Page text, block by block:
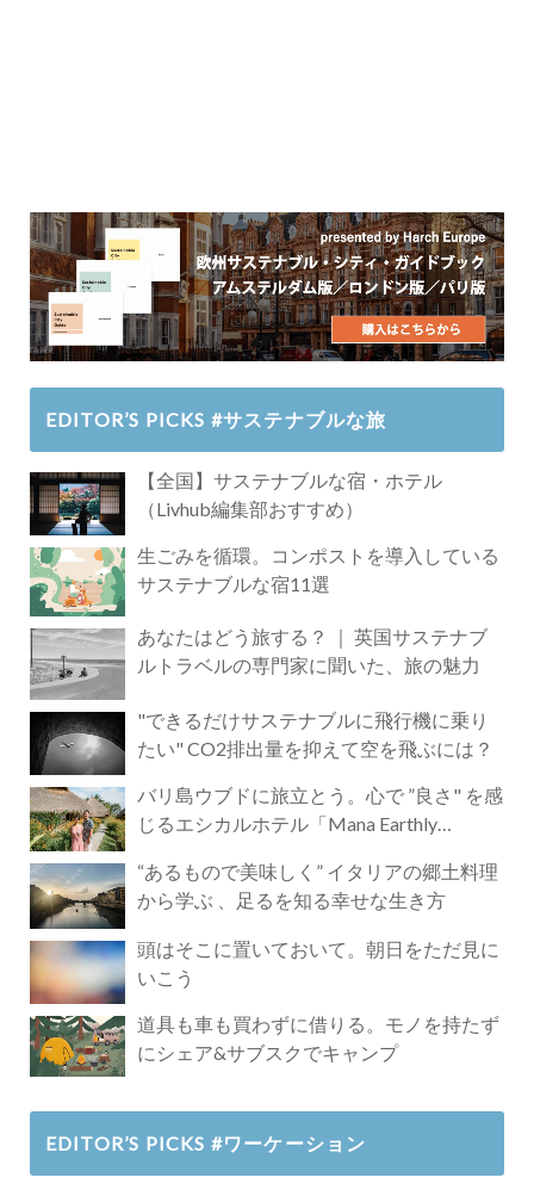
EDITOR’S PICKS #サステナブルな旅
【全国】サステナブルな宿・ホテル
（Livhub編集部おすすめ）
生ごみを循環。コンポストを導入している
サステナブルな宿11選
あなたはどう旅する？ ｜ 英国サステナブ
ルトラベルの専門家に聞いた、旅の魅力
"できるだけサステナブルに飛行機に乗り
たい" CO2排出量を抑えて空を飛ぶには？
バリ島ウブドに旅立とう。心で ”良さ" を感
じるエシカルホテル「Mana Earthly
“あるもので美味しく” イタリアの郷土料理
から学ぶ 、足るを知る幸せな生き方
頭はそこに置いておいて。朝日をただ見に
いこう
道具も車も買わずに借りる。モノを持たず
にシェア&サブスクでキャンプ
EDITOR’S PICKS #ワーケーション